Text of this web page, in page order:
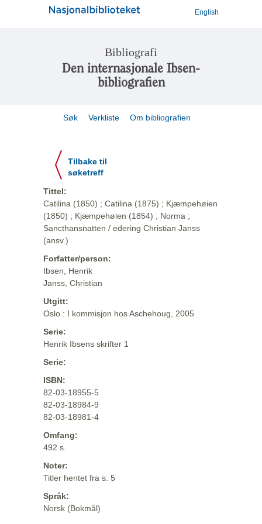
English
Bibliografi
Den internasjonale Ibsen-
bibliografien
Søk Verkliste Om bibliografien
Tilbake til
søketreff
Tittel:
Catilina (1850) ; Catilina (1875) ; Kjæmpehøien
(1850) ; Kjæmpehøien (1854) ; Norma ;
Sancthansnatten / edering Christian Janss
(ansv.)
Forfatter/person:
Ibsen, Henrik
Janss, Christian
Utgitt:
Oslo : I kommisjon hos Aschehoug, 2005
Serie:
Henrik Ibsens skrifter 1
Serie:
ISBN:
82-03-18955-5
82-03-18984-9
82-03-18981-4
Omfang:
492 s.
Noter:
Titler hentet fra s. 5
Språk:
Norsk (Bokmål)